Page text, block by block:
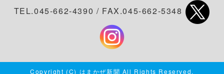
TEL.045-662-4390 / FAX.045-662-5348
Copyright (C) はまかぜ新聞 All Rights Reserved.